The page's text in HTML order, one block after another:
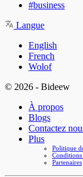
#business
Langue
English
French
Wolof
© 2026 - Bideew
À propos
Blogs
Contactez
Plus
Politique
Partenaires